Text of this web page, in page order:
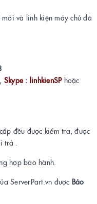
và linh kiện máy chủ đã
Skype : linhkienSPhoặc
đều được kiểm tra, được
trả .
hợp bảo hành.
ServerPart.vn được Bảo